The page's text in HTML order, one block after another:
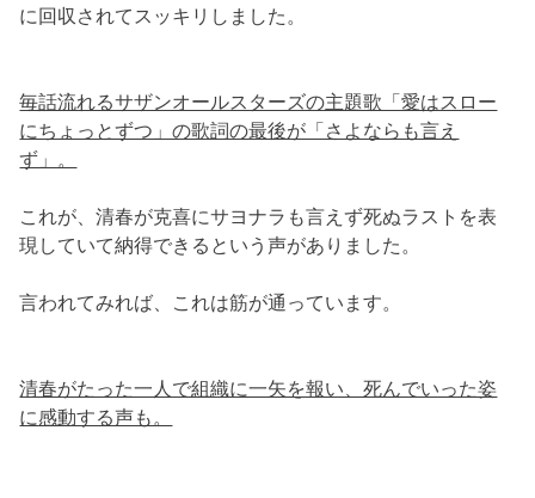
に回収されてスッキリしました。
毎話流れるサザンオールスターズの主題歌「愛はスロー
にちょっとずつ」の歌詞の最後が「さよならも言え
ず」。
これが、清春が克喜にサヨナラも言えず死ぬラストを表
現していて納得できるという声がありました。
言われてみれば、これは筋が通っています。
清春がたった一人で組織に一矢を報い、死んでいった姿
に感動する声も。